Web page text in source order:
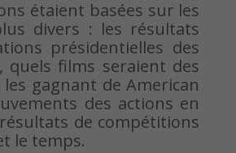
étaient basées sur les
divers : les résultats
présidentielles des
quels films seraient des
gagnant de American
des actions en
de compétitions
le temps.